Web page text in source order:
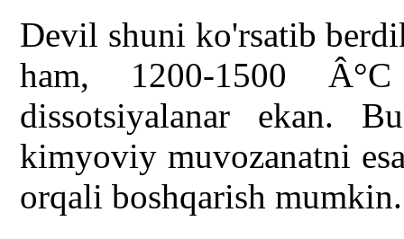
Devil shuni ko'rsatib
ham, 1200-1500
dissotsiyalanar ekan.
kimyoviy muvozanatni
orqali boshqarish mumkin.